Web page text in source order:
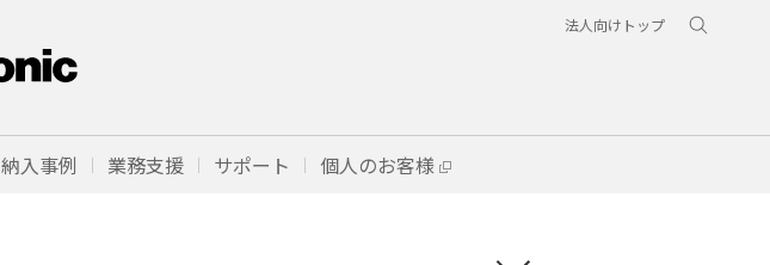
法人向けトップ
納入事例 業務支援 サポート 個人のお客様